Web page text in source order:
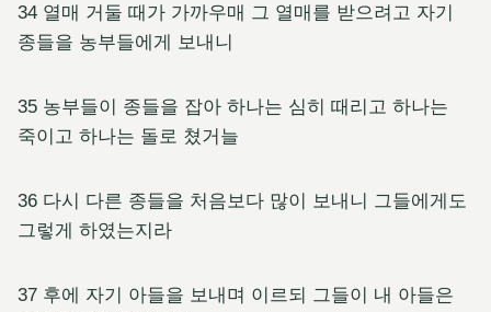
34 열매 거둘 때가 가까우매 그 열매를 받으려고 자기
종들을 농부들에게 보내니
35 농부들이 종들을 잡아 하나는 심히 때리고 하나는
죽이고 하나는 돌로 쳤거늘
36 다시 다른 종들을 처음보다 많이 보내니 그들에게도
그렇게 하였는지라
37 후에 자기 아들을 보내며 이르되 그들이 내 아들은